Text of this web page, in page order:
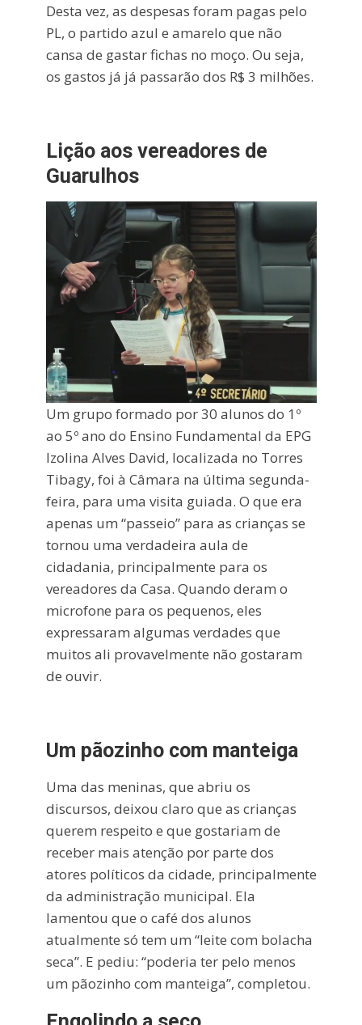
Desta vez, as despesas foram pagas pelo
PL, o partido azul e amarelo que não
cansa de gastar fichas no moço. Ou seja,
os gastos já já passarão dos R$ 3 milhões.
Lição aos vereadores de
Guarulhos
Um grupo formado por 30 alunos do 1º
ao 5º ano do Ensino Fundamental da EPG
Izolina Alves David, localizada no Torres
Tibagy, foi à Câmara na última segunda-
feira, para uma visita guiada. O que era
apenas um “passeio” para as crianças se
tornou uma verdadeira aula de
cidadania, principalmente para os
vereadores da Casa. Quando deram o
microfone para os pequenos, eles
expressaram algumas verdades que
muitos ali provavelmente não gostaram
de ouvir.
Um pãozinho com manteiga
Uma das meninas, que abriu os
discursos, deixou claro que as crianças
querem respeito e que gostariam de
receber mais atenção por parte dos
atores políticos da cidade, principalmente
da administração municipal. Ela
lamentou que o café dos alunos
atualmente só tem um “leite com bolacha
seca”. E pediu: “poderia ter pelo menos
um pãozinho com manteiga”, completou.